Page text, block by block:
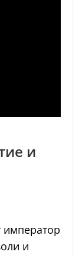
и
император
и